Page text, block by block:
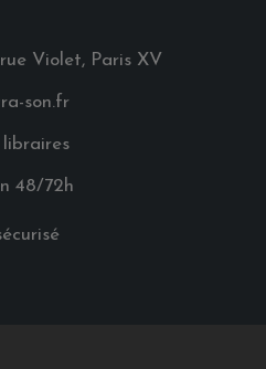
rue Violet, Paris XV
son.fr
48/72h